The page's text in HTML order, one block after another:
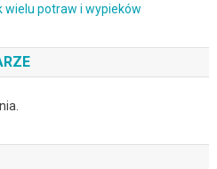
wielu potraw i wypieków